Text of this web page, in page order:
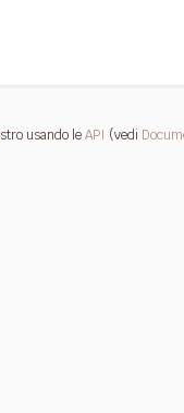
usando leAPI (vedi